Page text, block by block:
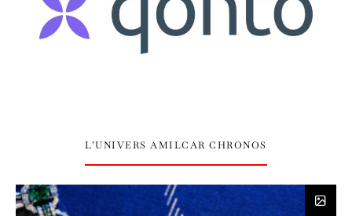
L’UNIVERS AMILCAR CHRONOS